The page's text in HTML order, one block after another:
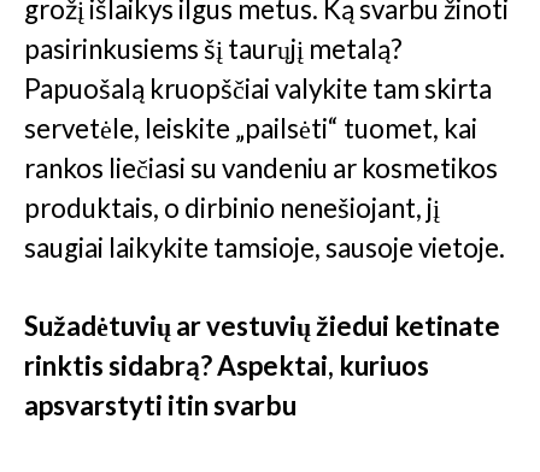
grožį išlaikys ilgus metus. Ką svarbu žinoti
pasirinkusiems šį taurųjį metalą?
Papuošalą kruopščiai valykite tam skirta
servetėle, leiskite „pailsėti“ tuomet, kai
rankos liečiasi su vandeniu ar kosmetikos
produktais, o dirbinio nenešiojant, jį
saugiai laikykite tamsioje, sausoje vietoje.
Sužadėtuvių ar vestuvių žiedui ketinate
rinktis sidabrą? Aspektai, kuriuos
apsvarstyti itin svarbu